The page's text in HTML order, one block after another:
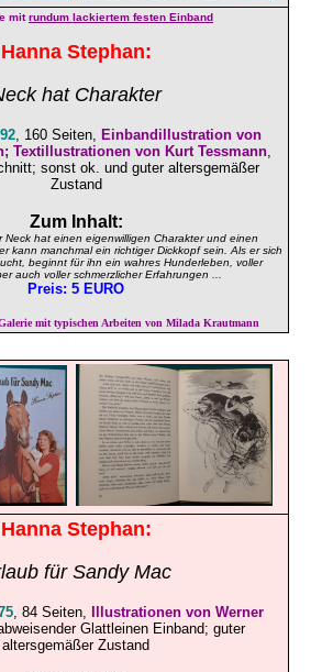
mitrundum lackiertem festen Einband
Hanna Stephan:
hat Charakter
, 160 Seiten, Einbandillustration von
Textillustrationen von Kurt Tessmann,
sonst ok. und guter altersgemäßer
Zustand
Zum Inhalt:
Neck hat einen eigenwilligen Charakter und einen
kann manchmal ein richtiger Dickkopf sein. Als er sich
beginnt für ihn ein wahres Hunderleben, voller
auch voller schmerzlicher Erfahrungen ...
Preis: 5 EURO
mit typischen Arbeiten von Milada Krautmann
Hanna Stephan:
für Sandy Mac
, 84 Seiten,
Illustrationen von Werner
Glattleinen Einband; guter
altersgemäßer Zustand